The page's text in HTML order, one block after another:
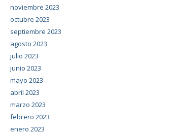
noviembre 2023
octubre 2023
septiembre 2023
agosto 2023
julio 2023
junio 2023
mayo 2023
abril 2023
marzo 2023
febrero 2023
enero 2023